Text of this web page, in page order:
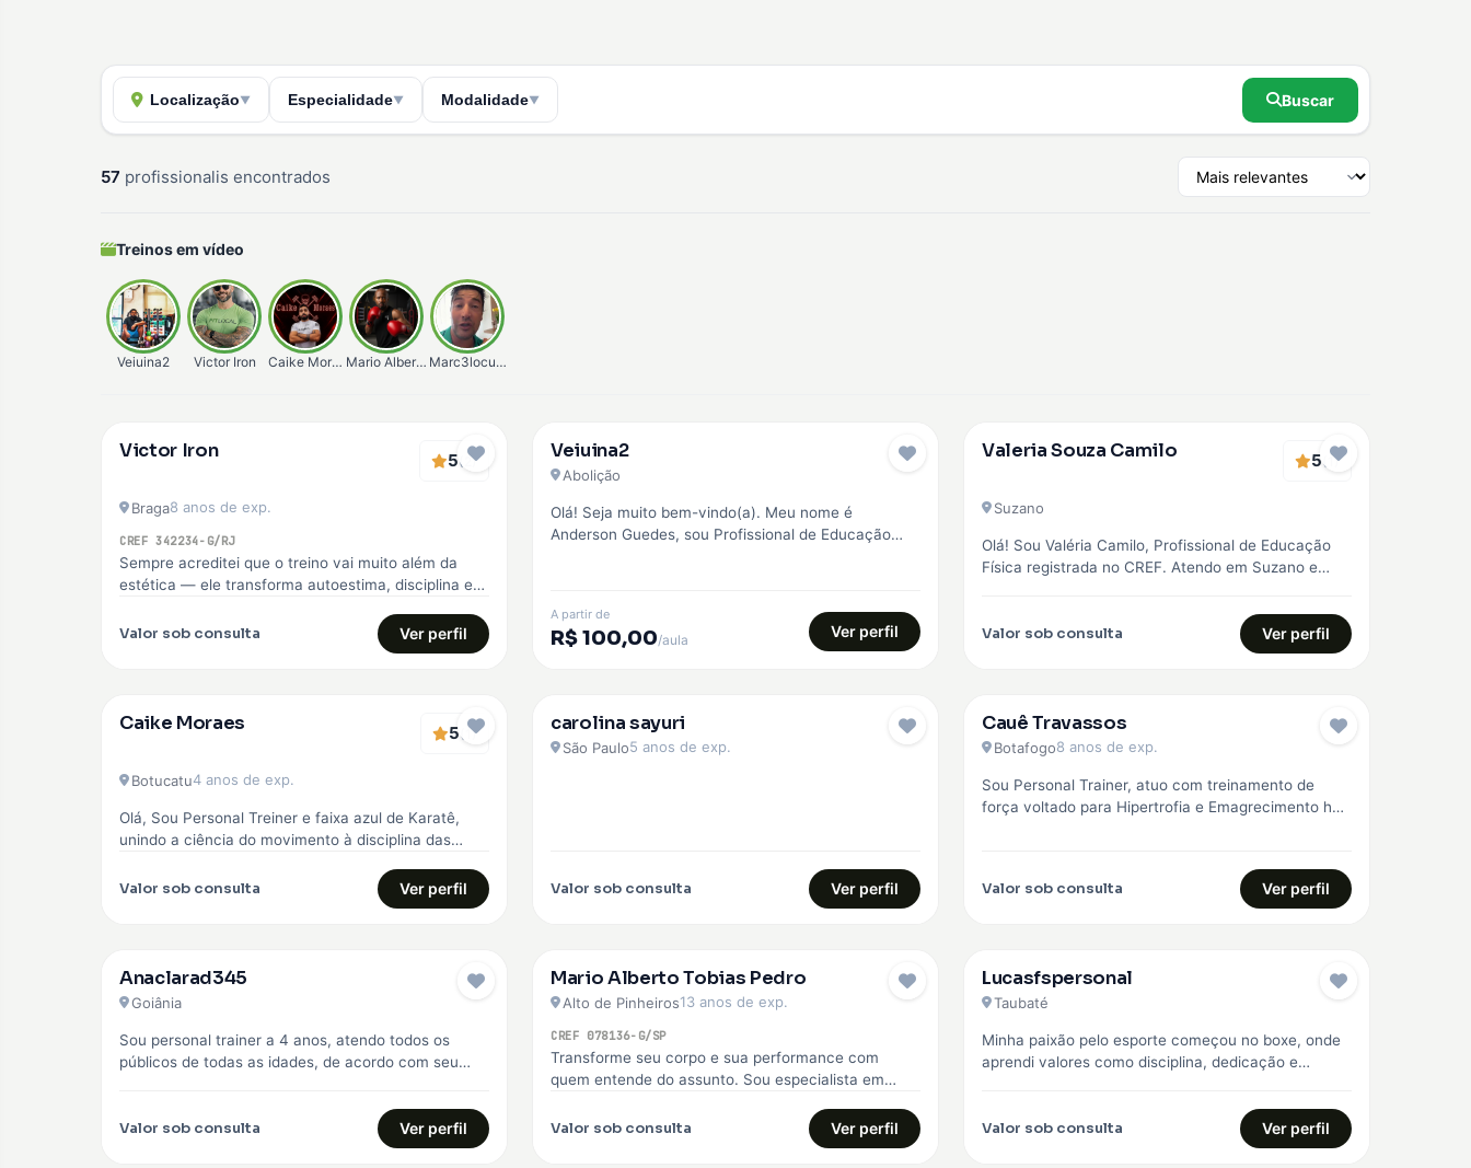
Localização▼ Especialidade▼ Modalidade▼ Buscar
57 profissionalis encontrados
Treinos em vídeo
Veiuina2 Victor Iron Caike MoraesMario Alberto Marc3locunha
Premium
Victor Iron 5(2)
Braga8 anos de exp.
CREF 342234-G/RJ
Sempre acreditei que o treino vai muito além da
estética — ele transforma autoestima, disciplina e
Valor sob consulta Ver perfil
Pro
Veiuina2
Abolição
Olá! Seja muito bem-vindo(a). Meu nome é
Anderson Guedes, sou Profissional de Educação
A partir de
R$ 100,00/aula Ver perfil
EMBAIXADOR
Valeria Souza Camilo 5(1)
Suzano
Olá! Sou Valéria Camilo, Profissional de Educação
Física registrada no CREF. Atendo em Suzano e
Valor sob consulta Ver perfil
EMBAIXADOR
Caike Moraes 5(1)
Botucatu4 anos de exp.
Olá, Sou Personal Treiner e faixa azul de Karatê,
unindo a ciência do movimento à disciplina das
Valor sob consulta Ver perfil
EMBAIXADOR
carolina sayuri
São Paulo5 anos de exp.
Valor sob consulta Ver perfil
EMBAIXADOR
Cauê Travassos
Botafogo8 anos de exp.
Sou Personal Trainer, atuo com treinamento de
força voltado para Hipertrofia e Emagrecimento há
Valor sob consulta Ver perfil
Anaclarad345
Goiânia
Sou personal trainer a 4 anos, atendo todos os
públicos de todas as idades, de acordo com seu
Valor sob consulta Ver perfil
Mario Alberto Tobias Pedro
Alto de Pinheiros13 anos de exp.
CREF 078136-G/SP
Transforme seu corpo e sua performance com
quem entende do assunto. Sou especialista em
Valor sob consulta Ver perfil
Lucasfspersonal
Taubaté
Minha paixão pelo esporte começou no boxe, onde
aprendi valores como disciplina, dedicação e
Valor sob consulta Ver perfil